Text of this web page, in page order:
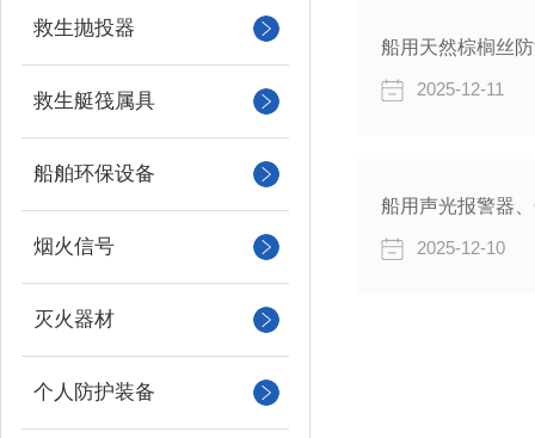
救生抛投器
救生艇筏属具
船舶环保设备
烟火信号
灭火器材
个人防护装备
船用天然棕榈丝
2025-12-11
2025-12-10